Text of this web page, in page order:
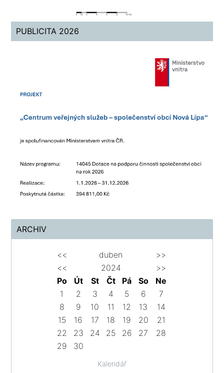
PUBLICITA 2026
ARCHIV
Kalendář
<< duben
>>
<<
2024
>>
Po
Út St Čt Pá So
Ne
1
2 3 4 5 6
7
8
9 10 11 12 13
14
15
16 17 18 19 20
21
22
23 24 25 26 27
28
29
30